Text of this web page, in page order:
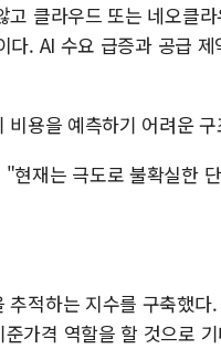
고 클라우드 또는 네오클
. AI 수요 급증과 공급
용을 예측하기 어려운
현재는 극도로 불확실한
적하는 지수를 구축했
가격 역할을 할 것으로